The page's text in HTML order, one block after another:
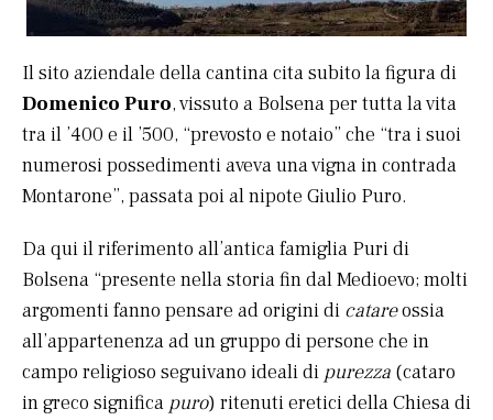
Il sito aziendale della cantina cita subito la figura di
Domenico Puro, vissuto a Bolsena per tutta la vita
tra il ’400 e il ’500, “prevosto e notaio” che “tra i suoi
numerosi possedimenti aveva una vigna in contrada
Montarone”, passata poi al nipote Giulio Puro.
Da qui il riferimento all’antica famiglia Puri di
Bolsena “presente nella storia fin dal Medioevo; molti
argomenti fanno pensare ad origini di catareossia
all’appartenenza ad un gruppo di persone che in
campo religioso seguivano ideali di purezza (cataro
in greco significa puro) ritenuti eretici della Chiesa di